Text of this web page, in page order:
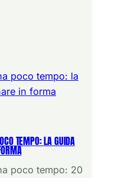
TEMPO: LA GUIDA
poco tempo: 20